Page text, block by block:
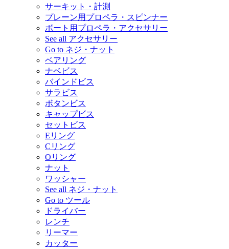
サーキット・計測
プレーン用プロペラ・スピンナー
ボート用プロペラ・アクセサリー
See all アクセサリー
Go to ネジ・ナット
ベアリング
ナベビス
バインドビス
サラビス
ボタンビス
キャップビス
セットビス
Eリング
Cリング
Oリング
ナット
ワッシャー
See all ネジ・ナット
Go to ツール
ドライバー
レンチ
リーマー
カッター